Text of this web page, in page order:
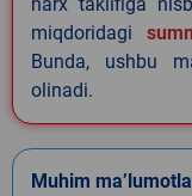
miqdoridagi
Bunda, ushbu
olinadi.
Muhim